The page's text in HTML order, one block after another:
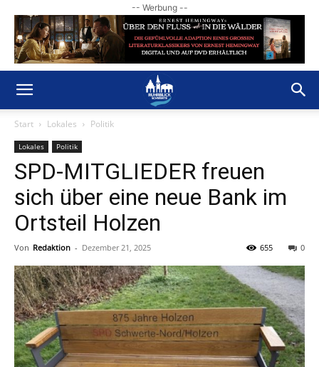
-- Werbung --
Start Lokales Politik
Lokales Politik
SPD-MITGLIEDER freuen
sich über eine neue Bank im
Ortsteil Holzen
Von Redaktion - Dezember 21, 2025 0
655